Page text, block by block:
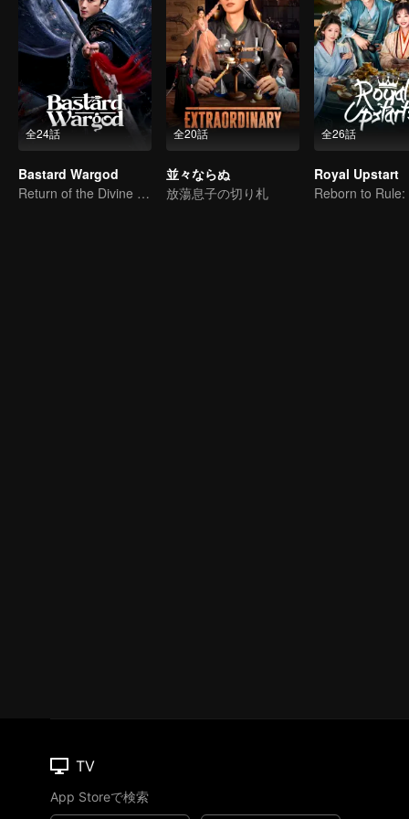
全24話
Bastard Wargod
Return of the Divine Warrior! Conquer Foes, Win Hearts
全20話
並々ならぬ
放蕩息子の切り札
全26話
Royal Upstart
TV
App Storeで検索